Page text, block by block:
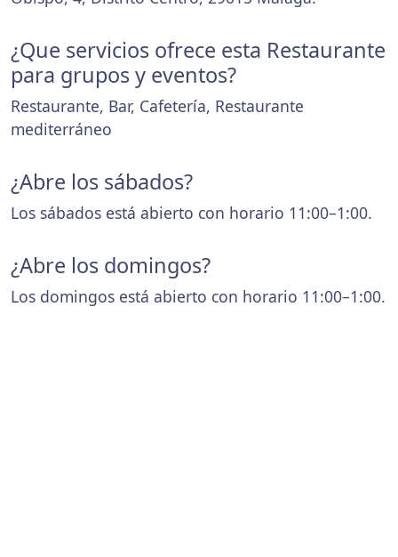
¿Que servicios ofrece esta Restaurante
para grupos y eventos?
Restaurante, Bar, Cafetería, Restaurante
mediterráneo
¿Abre los sábados?
Los sábados está abierto con horario 11:00–1:00.
¿Abre los domingos?
Los domingos está abierto con horario 11:00–1:00.